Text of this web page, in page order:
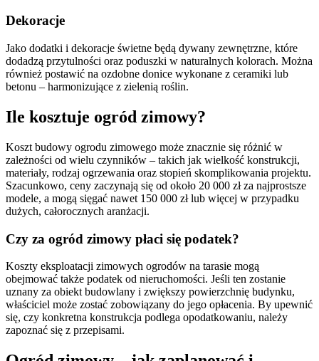
Dekoracje
Jako dodatki i dekoracje świetne będą dywany zewnętrzne, które
dodadzą przytulności oraz poduszki w naturalnych kolorach. Można
również postawić na ozdobne donice wykonane z ceramiki lub
betonu – harmonizujące z zielenią roślin.
Ile kosztuje ogród zimowy?
Koszt budowy ogrodu zimowego może znacznie się różnić w
zależności od wielu czynników – takich jak wielkość konstrukcji,
materiały, rodzaj ogrzewania oraz stopień skomplikowania projektu.
Szacunkowo, ceny zaczynają się od około 20 000 zł za najprostsze
modele, a mogą sięgać nawet 150 000 zł lub więcej w przypadku
dużych, całorocznych aranżacji.
Czy za ogród zimowy płaci się podatek?
Koszty eksploatacji zimowych ogrodów na tarasie mogą
obejmować także podatek od nieruchomości. Jeśli ten zostanie
uznany za obiekt budowlany i zwiększy powierzchnię budynku,
właściciel może zostać zobowiązany do jego opłacenia. By upewnić
się, czy konkretna konstrukcja podlega opodatkowaniu, należy
zapoznać się z przepisami.